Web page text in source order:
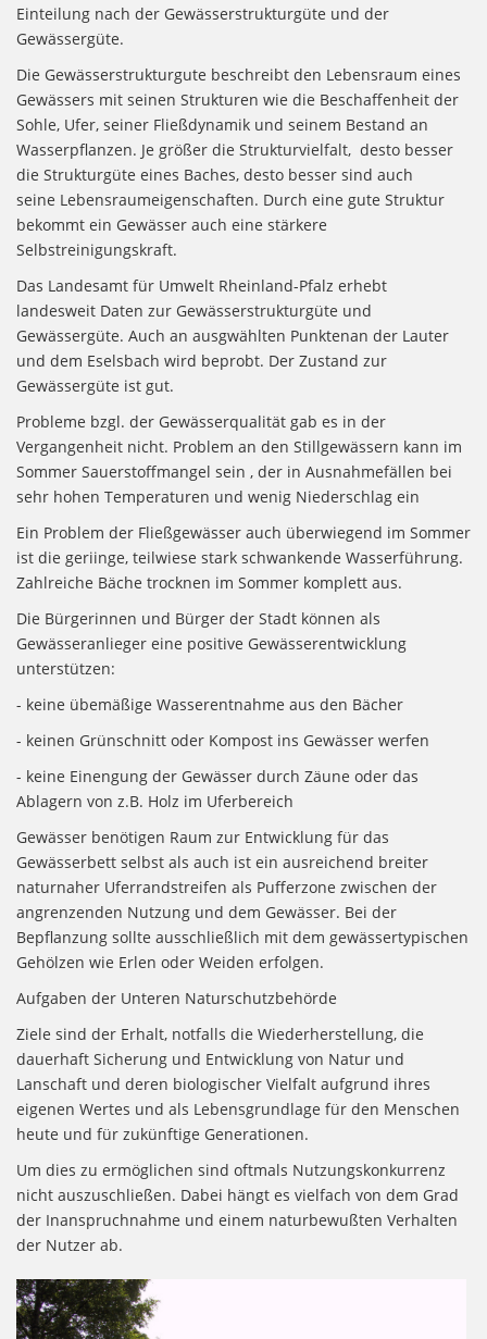
Einteilung nach der Gewässerstrukturgüte und der
Gewässergüte.
Die Gewässerstrukturgute beschreibt den Lebensraum eines
Gewässers mit seinen Strukturen wie die Beschaffenheit der
Sohle, Ufer, seiner Fließdynamik und seinem Bestand an
Wasserpflanzen. Je größer die Strukturvielfalt, desto besser
die Strukturgüte eines Baches, desto besser sind auch
seine Lebensraumeigenschaften. Durch eine gute Struktur
bekommt ein Gewässer auch eine stärkere
Selbstreinigungskraft.
Das Landesamt für Umwelt Rheinland-Pfalz erhebt
landesweit Daten zur Gewässerstrukturgüte und
Gewässergüte. Auch an ausgwählten Punktenan der Lauter
und dem Eselsbach wird beprobt. Der Zustand zur
Gewässergüte ist gut.
Probleme bzgl. der Gewässerqualität gab es in der
Vergangenheit nicht. Problem an den Stillgewässern kann im
Sommer Sauerstoffmangel sein , der in Ausnahmefällen bei
sehr hohen Temperaturen und wenig Niederschlag ein
Ein Problem der Fließgewässer auch überwiegend im Sommer
ist die geriinge, teilwiese stark schwankende Wasserführung.
Zahlreiche Bäche trocknen im Sommer komplett aus.
Die Bürgerinnen und Bürger der Stadt können als
Gewässeranlieger eine positive Gewässerentwicklung
unterstützen:
- keine übemäßige Wasserentnahme aus den Bächer
- keinen Grünschnitt oder Kompost ins Gewässer werfen
- keine Einengung der Gewässer durch Zäune oder das
Ablagern von z.B. Holz im Uferbereich
Gewässer benötigen Raum zur Entwicklung für das
Gewässerbett selbst als auch ist ein ausreichend breiter
naturnaher Uferrandstreifen als Pufferzone zwischen der
angrenzenden Nutzung und dem Gewässer. Bei der
Bepflanzung sollte ausschließlich mit dem gewässertypischen
Gehölzen wie Erlen oder Weiden erfolgen.
Aufgaben der Unteren Naturschutzbehörde
Ziele sind der Erhalt, notfalls die Wiederherstellung, die
dauerhaft Sicherung und Entwicklung von Natur und
Lanschaft und deren biologischer Vielfalt aufgrund ihres
eigenen Wertes und als Lebensgrundlage für den Menschen
heute und für zukünftige Generationen.
Um dies zu ermöglichen sind oftmals Nutzungskonkurrenz
nicht auszuschließen. Dabei hängt es vielfach von dem Grad
der Inanspruchnahme und einem naturbewußten Verhalten
der Nutzer ab.